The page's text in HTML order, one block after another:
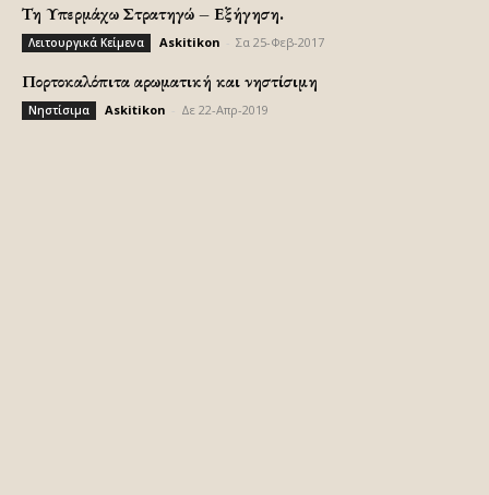
Τη Υπερμάχω Στρατηγώ – Εξήγηση.
Λειτουργικά Κείμενα Askitikon Σα 25-Φεβ-2017
Πορτοκαλόπιτα αρωματική και νηστίσιμη
Νηστίσιμα Askitikon Δε 22-Απρ-2019